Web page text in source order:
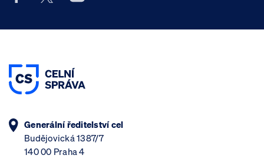
Generální ředitelství cel
Budějovická 1387/7
140 00 Praha 4